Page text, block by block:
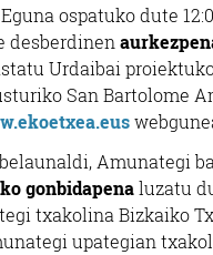
ospatuko dute
desberdinen
Urdaibai
San Bartolome
Amunategi
gonbidapenaluzatu
txakolina Bizkaiko
upategian